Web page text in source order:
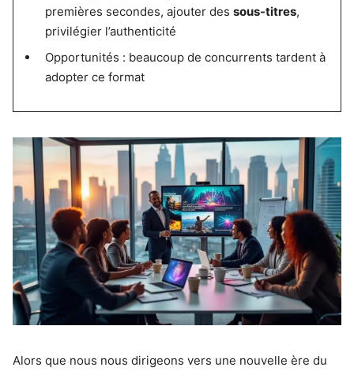
premières secondes, ajouter des sous-titres,
privilégier l’authenticité
Opportunités : beaucoup de concurrents tardent à
adopter ce format
Alors que nous nous dirigeons vers une nouvelle ère du